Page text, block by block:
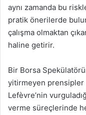
aynı zamanda bu
pratik önerilerde
çalışma olmaktan
haline getirir.
Bir Borsa
yitirmeyen prensipler
Lefèvre’nin
verme süreçlerinde